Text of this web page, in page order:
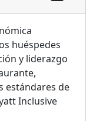
huéspedes
y liderazgo
estándares de
Inclusive